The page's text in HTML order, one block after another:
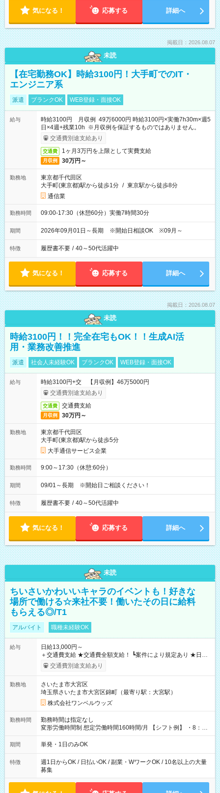
気になる！ 応募する 詳細へ
掲載日：2026.08.07
未読
【在宅勤務OK】時給3100円！大手町でのIT・
エンジニア系
派遣 ブランクOK WEB登録・面接OK
給与
時給3100円 月収例 49万6000円 時給3100円×実働7h30m×週5
日×4週+残業10h ※月収例を保証するものではありません。
交通費別途支給あり
交通費 1ヶ月3万円を上限として実費支給
月収例 30万円～
勤務地
東京都千代田区
大手町(東京都)駅から徒歩1分 / 東京駅から徒歩8分
通信業
勤務時間 09:00-17:30（休憩60分）実働7時間30分
期間 2026年09月01日～長期 ※開始日相談OK ※09月～
特徴 履歴書不要 / 40～50代活躍中
気になる！ 応募する 詳細へ
掲載日：2026.08.07
未読
時給3100円！！完全在宅もOK！！生成AI活
用・業務改善推進
派遣 社会人未経験OK ブランクOK WEB登録・面接OK
給与
時給3100円+交 【月収例】46万5000円
交通費別途支給あり
交通費 交通費支給
月収例 30万円～
勤務地
東京都千代田区
大手町(東京都)駅から徒歩5分
大手通信サービス企業
勤務時間 9:00～17:30（休憩:60分）
期間 09/01～長期 ※開始日ご相談ください！
特徴 履歴書不要 / 40～50代活躍中
気になる！ 応募する 詳細へ
未読
ちいさいかわいいキャラのイベントも！好きな
場所で働ける☆来社不要！働いたその日に給料
もらえる◎/T1
アルバイト 職種未経験OK
給与
日給13,000円～
＋交通費支給 ★交通費全額支給！ ┗案件により規定あり ★日払
いOK！（規定あり） ┗働いたその日に現金GET♪ お仕事後はコ
ンビニATMから 日払い分を引き落とせます！ 【試用期間】試
交通費別途支給あり
勤務地
さいたま市大宮区
埼玉県さいたま市大宮区錦町（最寄り駅：大宮駅）
株式会社ワンベルウッズ
勤務時間
勤務時間は指定なし
変形労働時間制 想定労働時間160時間/月 【シフト例】 ・8：00
～21：00
期間 単発・1日のみOK
特徴
週1日からOK / 日払いOK / 副業・WワークOK / 10名以上の大量
募集